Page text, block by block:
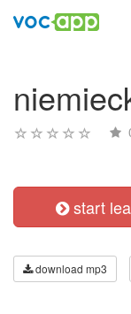
start
download mp3